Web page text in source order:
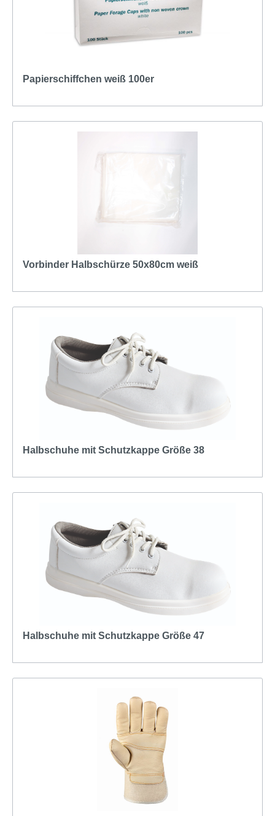
Papierschiffchen weiß 100er
Vorbinder Halbschürze 50x80cm weiß
Halbschuhe mit Schutzkappe Größe 38
Halbschuhe mit Schutzkappe Größe 47